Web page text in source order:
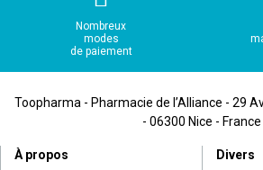
Nombreux
modes
de paiement
Toopharma - Pharmacie de l’Alliance - 29
- 06300 Nice - France
À propos Divers